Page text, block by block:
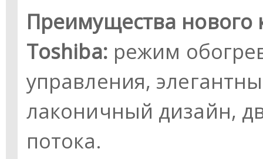
Преимущества нового
Toshiba: режим
управления,
лаконичный дизайн,
потока.